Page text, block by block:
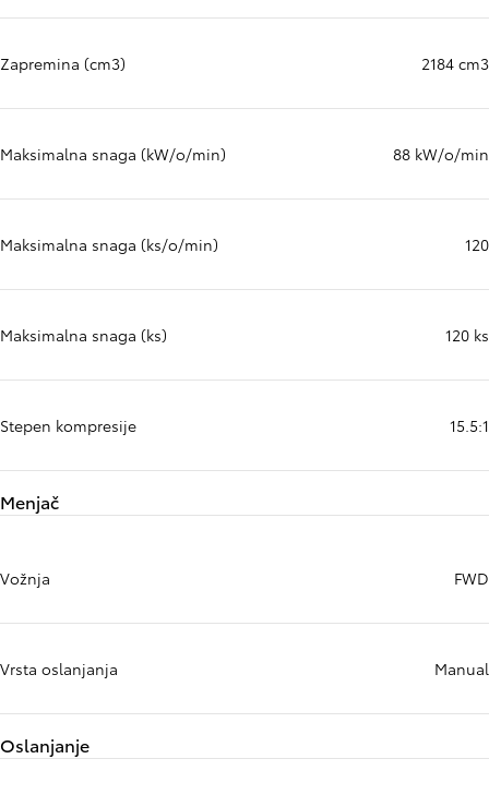
Zapremina (cm3) 2184 cm3
Maksimalna snaga (kW/o/min) 88 kW/o/min
Maksimalna snaga (ks/o/min) 120
Maksimalna snaga (ks) 120 ks
Stepen kompresije 15.5:1
Menjač
Vožnja FWD
Vrsta oslanjanja Manual
Oslanjanje